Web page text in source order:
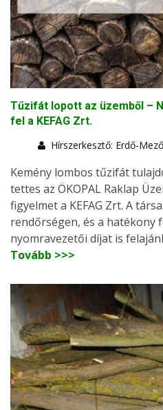
Tűzifát lopott az üzemből –
fel a KEFAG Zrt.
Hírszerkesztő: Erdő-
Kemény lombos tűzifát
tettes az ÖKOPAL Raklap
figyelmet a KEFAG Zrt. A
rendőrségen, és a hatékony
nyomravezetői díjat is
Tovább >>>